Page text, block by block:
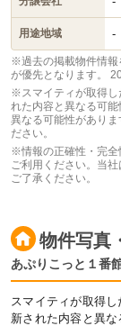
用途地域 -
※過去の掲載物件情報
が優先となります。
※スマイティが取得し
れた内容と異なる可
異なる可能性があり
ださい。
※情報の正確性・完全
ご利用ください。当
ご了承ください。
物件写真
あぷりこっと１番
スマイティが取得
新された内容と異